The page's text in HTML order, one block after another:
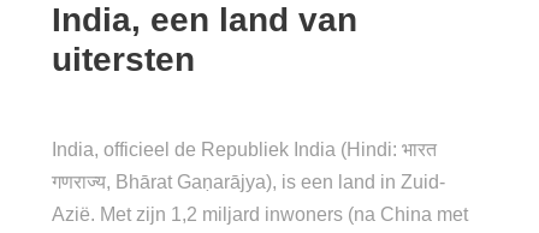
India, een land van
uitersten
India, officieel de Republiek India (Hindi: भारत
गणराज्य, Bhārat Gaṇarājya), is een land in Zuid-
Azië. Met zijn 1,2 miljard inwoners (na China met